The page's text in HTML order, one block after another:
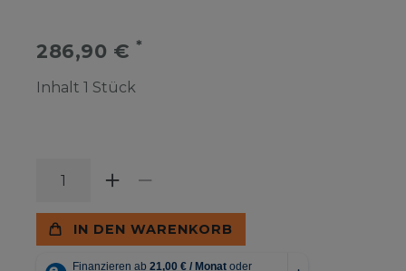
286,90 € *
Inhalt 1 Stück
IN DEN WARENKORB